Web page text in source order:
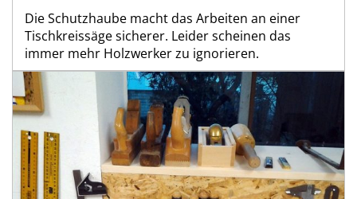
Die Schutzhaube macht das Arbeiten an einer
Tischkreissäge sicherer. Leider scheinen das
immer mehr Holzwerker zu ignorieren.